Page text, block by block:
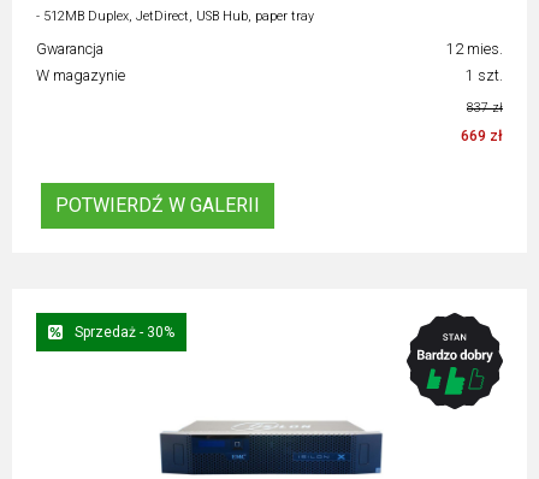
- 512MB Duplex, JetDirect, USB Hub, paper tray
Gwarancja
12 mies.
W magazynie
1 szt.
837 zł
669 zł
POTWIERDŹ W GALERII
Sprzedaż - 30%